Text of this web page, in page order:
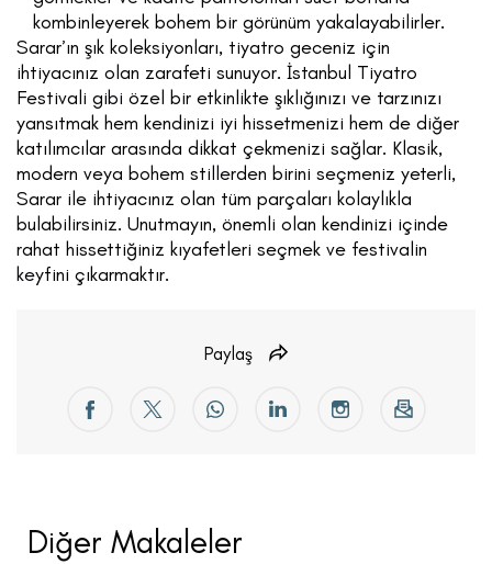
kombinleyerek bohem bir görünüm yakalayabilirler.
Sarar’ın şık koleksiyonları, tiyatro geceniz için
ihtiyacınız olan zarafeti sunuyor. İstanbul Tiyatro
Festivali gibi özel bir etkinlikte şıklığınızı ve tarzınızı
yansıtmak hem kendinizi iyi hissetmenizi hem de diğer
katılımcılar arasında dikkat çekmenizi sağlar. Klasik,
modern veya bohem stillerden birini seçmeniz yeterli,
Sarar ile ihtiyacınız olan tüm parçaları kolaylıkla
bulabilirsiniz. Unutmayın, önemli olan kendinizi içinde
rahat hissettiğiniz kıyafetleri seçmek ve festivalin
keyfini çıkarmaktır.
Paylaş
Diğer Makaleler